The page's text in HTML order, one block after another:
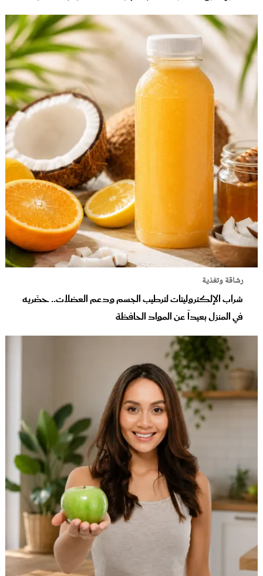
رشاقة وتغذية
شراب الإلكتروليتات لترطيب الجسم ودعم العضلات.. حضّريه
في المنزل بعيداً عن المواد الحافظة